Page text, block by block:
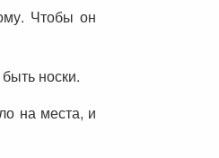
Чтобы он
носки.
на места, и